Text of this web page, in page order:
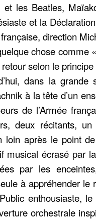
les Beatles,
et la
direction
chose comme
selon le
dans la
à la tête d’un
de l’Armée
deux récitants, un
loin après le point
musical écrasé par
par les
à appréhender
enthousiaste,
orchestrale